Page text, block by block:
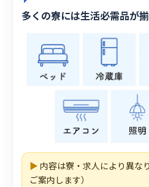
多くの寮には生活必需品が揃
▶ 内容は寮・求人により異な
ご案内します）